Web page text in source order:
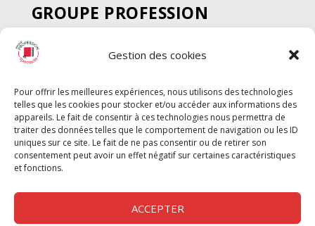
Gestion des cookies
Pour offrir les meilleures expériences, nous utilisons des technologies
telles que les cookies pour stocker et/ou accéder aux informations des
appareils. Le fait de consentir à ces technologies nous permettra de
traiter des données telles que le comportement de navigation ou les ID
uniques sur ce site. Le fait de ne pas consentir ou de retirer son
consentement peut avoir un effet négatif sur certaines caractéristiques
et fonctions.
ACCEPTER
GROUPE PROFESSION
SPECTACLE
Chèque Intermittents
Chèque Compta
Chèque Emploi Spectacle
G-Pods
Profession Audio-visuel